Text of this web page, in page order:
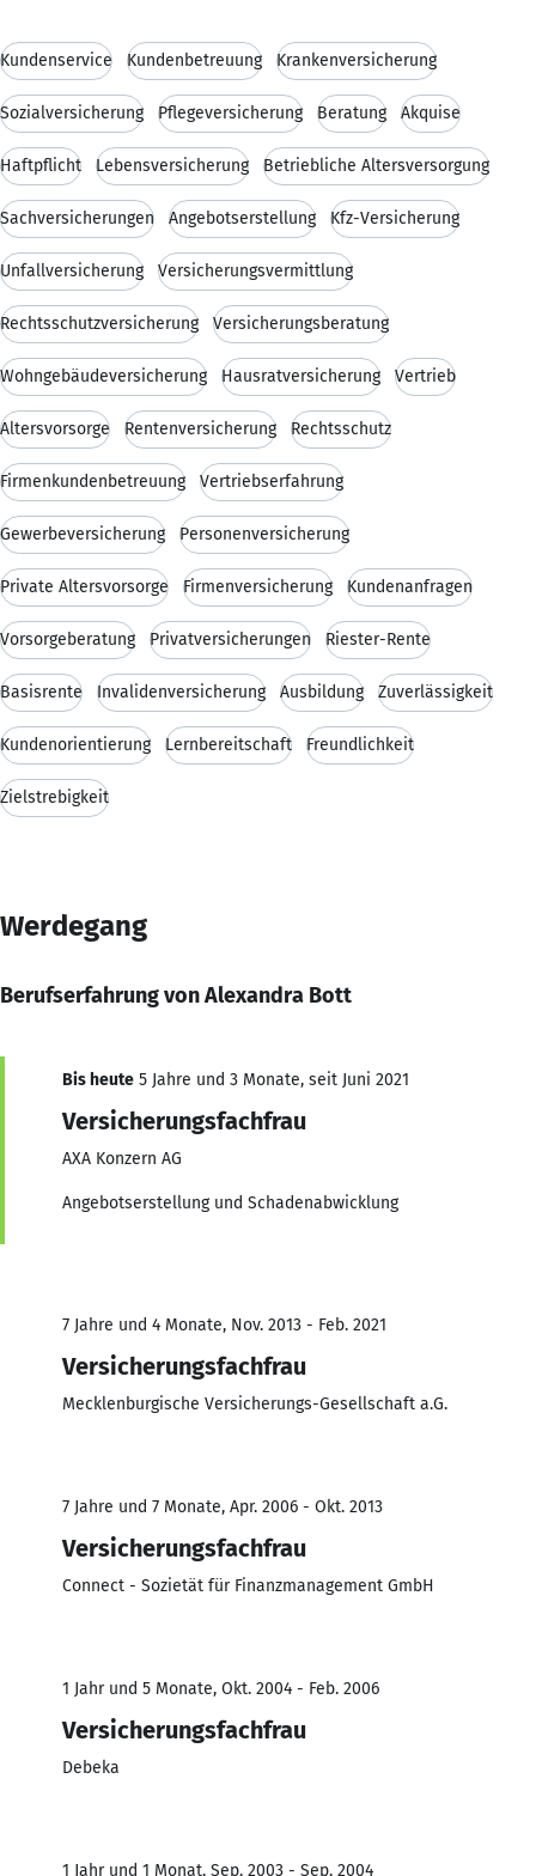
Kundenservice Kundenbetreuung Krankenversicherung
Sozialversicherung Pflegeversicherung Beratung Akquise
Haftpflicht Lebensversicherung Betriebliche Altersversorgung
Sachversicherungen Angebotserstellung Kfz-Versicherung
Unfallversicherung Versicherungsvermittlung
Rechtsschutzversicherung Versicherungsberatung
Wohngebäudeversicherung Hausratversicherung Vertrieb
Altersvorsorge Rentenversicherung Rechtsschutz
Firmenkundenbetreuung Vertriebserfahrung
Gewerbeversicherung Personenversicherung
Private Altersvorsorge Firmenversicherung Kundenanfragen
Vorsorgeberatung Privatversicherungen Riester-Rente
Basisrente Invalidenversicherung Ausbildung Zuverlässigkeit
Kundenorientierung Lernbereitschaft Freundlichkeit
Zielstrebigkeit
Werdegang
Berufserfahrung von Alexandra Bott
Bis heute 5 Jahre und 3 Monate, seit Juni 2021
Versicherungsfachfrau
AXA Konzern AG
Angebotserstellung und Schadenabwicklung
7 Jahre und 4 Monate, Nov. 2013 - Feb. 2021
Versicherungsfachfrau
Mecklenburgische Versicherungs-Gesellschaft a.G.
7 Jahre und 7 Monate, Apr. 2006 - Okt. 2013
Versicherungsfachfrau
Connect - Sozietät für Finanzmanagement GmbH
1 Jahr und 5 Monate, Okt. 2004 - Feb. 2006
Versicherungsfachfrau
Debeka
1 Jahr und 1 Monat, Sep. 2003 - Sep. 2004